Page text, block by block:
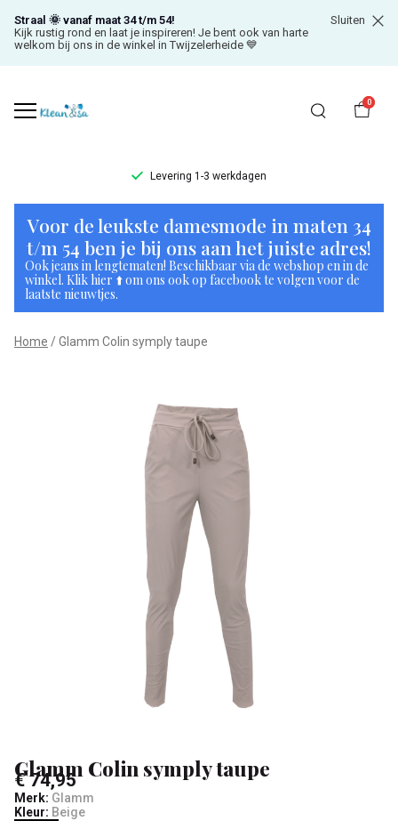
Straal 🌞 vanaf maat 34 t/m 54!
Kijk rustig rond en laat je inspireren! Je bent ook van harte
welkom bij ons in de winkel in Twijzelerheide 💙
Sluiten
0
Levering 1-3 werkdagen
Glamm
Colin
symply
taupe
-
Voor de leukste damesmode in maten 34
t/m 54 ben je bij ons aan het juiste adres!
Ook jeans in lengtematen! Beschikbaar via de webshop en in de
winkel. Klik hier ⬆️ om ons ook op facebook te volgen voor de
laatste nieuwtjes.
Home Glamm Colin symply taupe
Glamm Colin symply taupe
€ 74,95
Merk: Glamm
Kleur: Beige